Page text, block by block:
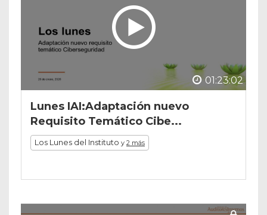
01:23:02
Lunes IAI:Adaptación nuevo
Requisito Temático Cibe...
Los Lunes del Instituto y 2 más